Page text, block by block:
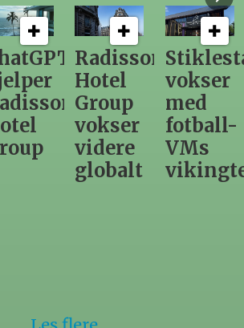
Stiklestad
vokser
med
fotball-
VMs
vikingtematikk
Fra
direktør
til
nytt